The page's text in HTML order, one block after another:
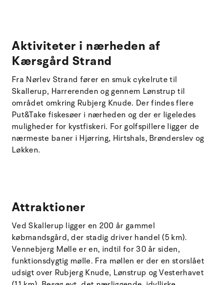
Aktiviteter i nærheden af
Kærsgård Strand
Fra Nørlev Strand fører en smuk cykelrute til
Skallerup, Harrerenden og gennem Lønstrup til
området omkring Rubjerg Knude. Der findes flere
Put&Take fiskesøer i nærheden og der er ligeledes
muligheder for kystfiskeri. For golfspillere ligger de
nærmeste baner i Hjørring, Hirtshals, Brønderslev og
Løkken.
Attraktioner
Ved Skallerup ligger en 200 år gammel
købmandsgård, der stadig driver handel (5 km).
Vennebjerg Mølle er en, indtil for 30 år siden,
funktionsdygtig mølle. Fra møllen er der en storslået
udsigt over Rubjerg Knude, Lønstrup og Vesterhavet